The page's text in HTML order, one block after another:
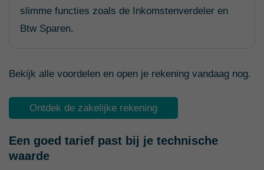
slimme functies zoals de Inkomstenverdeler en
Btw Sparen.
Bekijk alle voordelen en open je rekening vandaag nog.
Ontdek de zakelijke rekening
Een goed tarief past bij je technische
waarde